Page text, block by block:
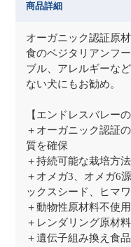
商品詳細
オーガニック認証原
食のベジタリアンフ
ブル、アレルギーな
ない犬にもお勧め。
【エンドレスバレーの
＋オーガニック認証
質を確保
＋持続可能な栽培方
＋オメガ3、オメガ6
ックスシード、ヒマ
＋動物性原材料不使用
＋レンダリング原材
＋遺伝子組み換え食